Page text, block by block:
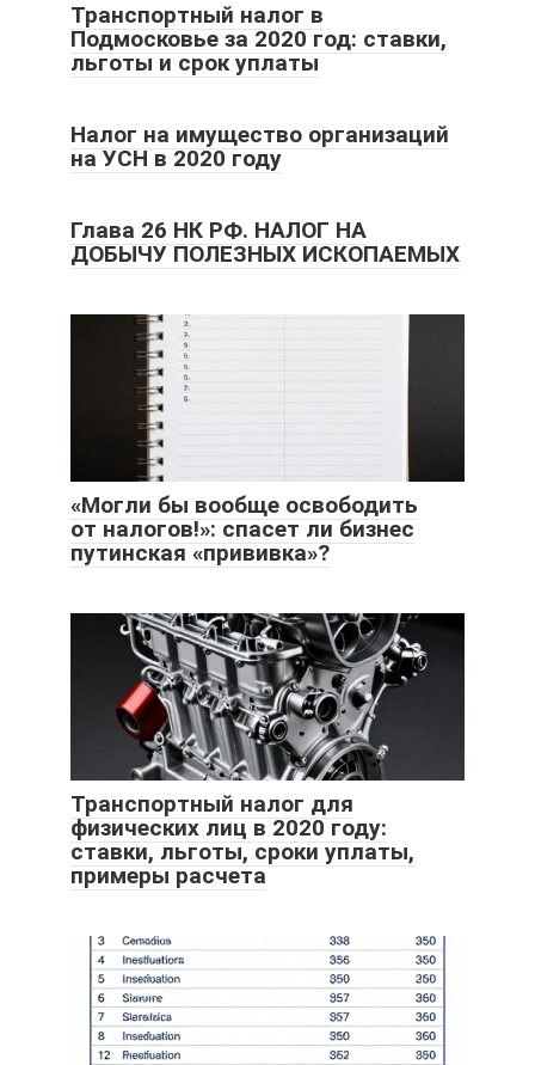
Транспортный налог в
Подмосковье за 2020 год: ставки,
льготы и срок уплаты
Налог на имущество организаций
на УСН в 2020 году
Глава 26 НК РФ. НАЛОГ НА
ДОБЫЧУ ПОЛЕЗНЫХ ИСКОПАЕМЫХ
«Могли бы вообще освободить
от налогов!»: спасет ли бизнес
путинская «прививка»?
Транспортный налог для
физических лиц в 2020 году:
ставки, льготы, сроки уплаты,
примеры расчета